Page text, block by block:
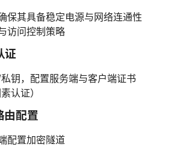
保其具备稳定电源与网络连通性
访问控制策略
证
钥，配置服务端与客户端证书
认证）
由配置
配置加密隧道